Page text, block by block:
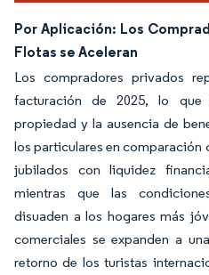
Por Aplicación: Los
Flotas se Aceleran
Los compradores privados
facturación de 2025, lo que
propiedad y la ausencia de
los particulares en comparación
jubilados con liquidez
mientras que las
disuaden a los hogares más
comerciales se expanden a
retorno de los turistas